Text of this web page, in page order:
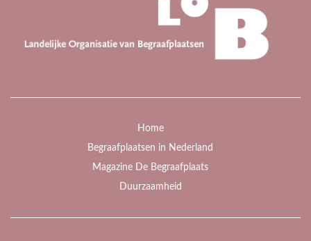
Home
Begraafplaatsen in Nederland
Magazine De Begraafplaats
Duurzaamheid